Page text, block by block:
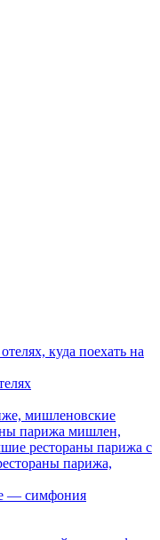
— симфония